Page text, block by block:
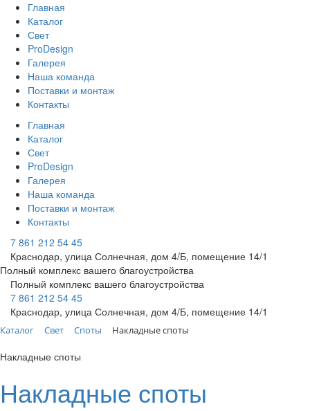
Главная
Каталог
Свет
ProDesign
Галерея
Наша команда
Поставки и монтаж
Контакты
Главная
Каталог
Свет
ProDesign
Галерея
Наша команда
Поставки и монтаж
Контакты
7 861 212 54 45
Краснодар, улица Солнечная, дом 4/Б, помещение 14/1
Полный комплекс вашего благоустройства
Полный комплекс вашего благоустройства
7 861 212 54 45
Краснодар, улица Солнечная, дом 4/Б, помещение 14/1
Каталог Свет Споты Накладные споты
Накладные споты
Накладные споты